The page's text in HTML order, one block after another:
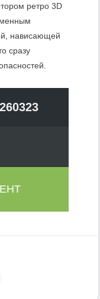
ретро 3D
нависающей
сразу